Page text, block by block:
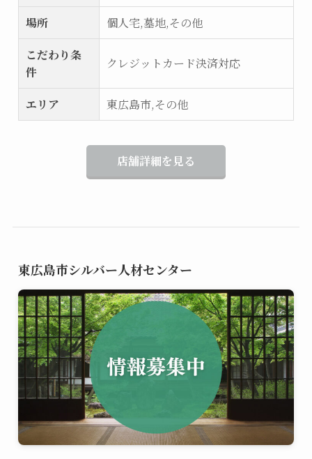
場所
個人宅,墓地,その他
こだわり条
件
クレジットカード決済対応
エリア 東広島市,その他
店舗詳細を見る
東広島市シルバー人材センター